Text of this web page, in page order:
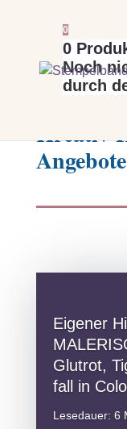
0
0
Noch
durch
Kreativ-
Angebote
Eigener
Glutrot,
fall in
Lesedauer: 6